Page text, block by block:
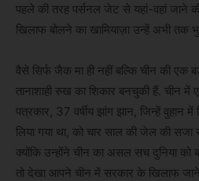
पहले की तरह पर्सनल जेट से यहां-वहां जाने
खिलाफ बोलने का खामियाज़ा उन्हें अभी तक
वैसे सिर्फ जैक मा ही नहीं बल्कि चीन की एक
तानाशाही रुख का शिकार बनचुकी हैं. चीन में
पत्रकार, 37 वर्षीय झांग झान, जिन्हें वुहान में
लिया गया था, को चार साल की जेल की सजा
क्योंकि उन्होंने चीन का असल सच दुनिया को
तो देखा आपने चीन में सरकार के खिलाफ